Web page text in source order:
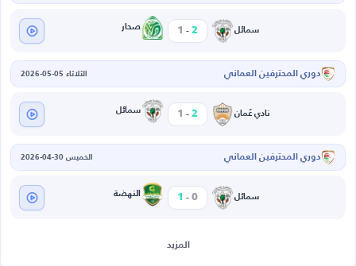
سمائل 2
-
1 صحار
دوري المحترفين العماني الثلاثاء 05-05-2026
نادي عُمان 2
-
1 سمائل
دوري المحترفين العماني الخميس 30-04-2026
سمائل 0
-
1 النهضة
المزيد